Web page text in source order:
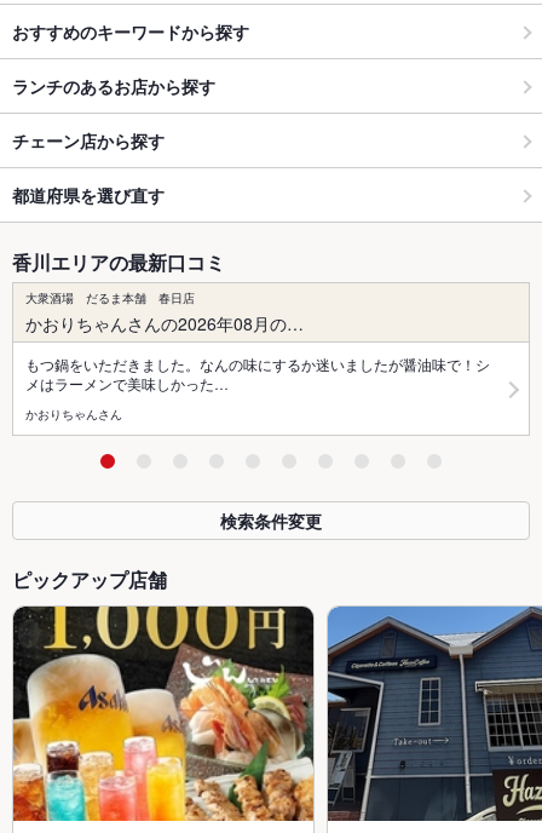
おすすめのキーワードから探す
ランチのあるお店から探す
チェーン店から探す
都道府県を選び直す
香川エリアの最新口コミ
大衆酒場 だるま本舗 春日店
かおりちゃんさんの2026年08月の…
もつ鍋をいただきました。なんの味にするか迷いましたが醤油味で！シ
メはラーメンで美味しかった…
かおりちゃんさん
検索条件変更
ピックアップ店舗